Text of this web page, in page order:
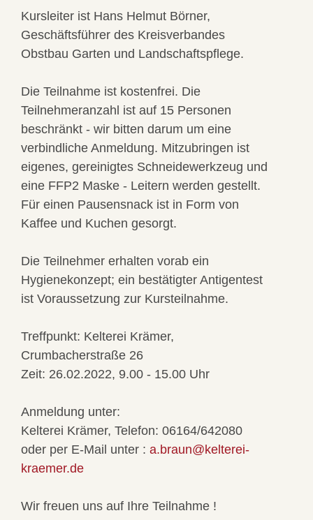
Kursleiter ist Hans Helmut Börner,
Geschäftsführer des Kreisverbandes
Obstbau Garten und Landschaftspflege.
Die Teilnahme ist kostenfrei. Die
Teilnehmeranzahl ist auf 15 Personen
beschränkt - wir bitten darum um eine
verbindliche Anmeldung. Mitzubringen ist
eigenes, gereinigtes Schneidewerkzeug und
eine FFP2 Maske - Leitern werden gestellt.
Für einen Pausensnack ist in Form von
Kaffee und Kuchen gesorgt.
Die Teilnehmer erhalten vorab ein
Hygienekonzept; ein bestätigter Antigentest
ist Voraussetzung zur Kursteilnahme.
Treffpunkt: Kelterei Krämer,
Crumbacherstraße 26
Zeit: 26.02.2022, 9.00 - 15.00 Uhr
Anmeldung unter:
Kelterei Krämer, Telefon: 06164/642080
oder per E-Mail unter : a.braun@kelterei-
kraemer.de
Wir freuen uns auf Ihre Teilnahme !